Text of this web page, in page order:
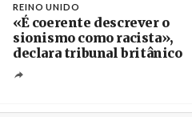
REINO UNIDO
«É coerente descrever o
sionismo como racista»,
declara tribunal britânico